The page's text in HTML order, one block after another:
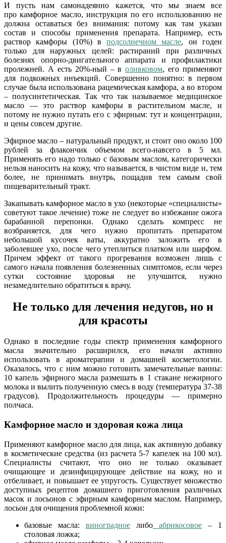
И пусть нам самонадеянно кажется, что мы знаем все
про камфорное масло, инструкция по его использованию не
должна оставаться без внимания: потому как там указан
состав и способы применения препарата. Например, есть
раствор камфоры (10%) вподсолнечном масле, он годен
только для наружных целей: растираний при различных
болезнях опорно-двигательного аппарата и профилактики
пролежней. А есть 20%-ный – воливковом, его применяют
для подкожных инъекций. Совершенно понятно: в первом
случае была использована рацемическая камфора, а во втором
– полусинтетическая. Так что так называемое медицинское
масло — это раствор камфоры в растительном масле, и
потому не нужно путать его с эфирным: тут и концентрации,
и цены совсем другие.
Эфирное масло – натуральный продукт, и стоит оно около 100
рублей за флакончик объемом всего-навсего в 5 мл.
Применять его надо только с базовым маслом, категорически
нельзя наносить на кожу, что называется, в чистом виде и, тем
более, не принимать внутрь, пощадив тем самым свой
пищеварительный тракт.
Закапывать камфорное масло в ухо (некоторые «специалисты»
советуют такое лечение) тоже не следует во избежание ожога
барабанной перепонки. Однако сделать компресс не
возбраняется, для чего нужно пропитать препаратом
небольшой кусочек ваты, аккуратно заложить его в
заболевшее ухо, после чего утеплиться платком или шарфом.
Причем эффект от такого прогревания возможен лишь с
самого начала появления болезненных симптомов, если через
сутки состояние здоровья не улучшится, нужно
незамедлительно обратиться к врачу.
Не только для лечения недугов, но и
для красоты
Однако в последние годы спектр применения камфорного
масла значительно расширился, его начали активно
использовать в ароматерапии и домашней косметологии.
Оказалось, что с ним можно готовить замечательные ванны:
10 капель эфирного масла размешать в 1 стакане нежирного
молока и вылить полученную смесь в воду (температура 37-38
градусов). Продолжительность процедуры — примерно
полчаса.
Камфорное масло и здоровая кожа лица
Применяют камфорное масло для лица, как активную добавку
в косметические средства (из расчета 5-7 капелек на 100 мл).
Специалисты считают, что оно не только оказывает
очищающее и дезинфицирующее действие на кожу, но и
отбеливает, и повышает ее упругость. Существует множество
доступных рецептов домашнего приготовления различных
масок и лосьонов с эфирным камфорным маслом. Например,
лосьон для очищения проблемной кожи:
базовые масла: виноградное либо абрикосовое – 1
столовая ложка;